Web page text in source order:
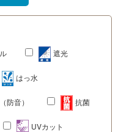
遮光
はっ水
防音） 抗菌
UVカット